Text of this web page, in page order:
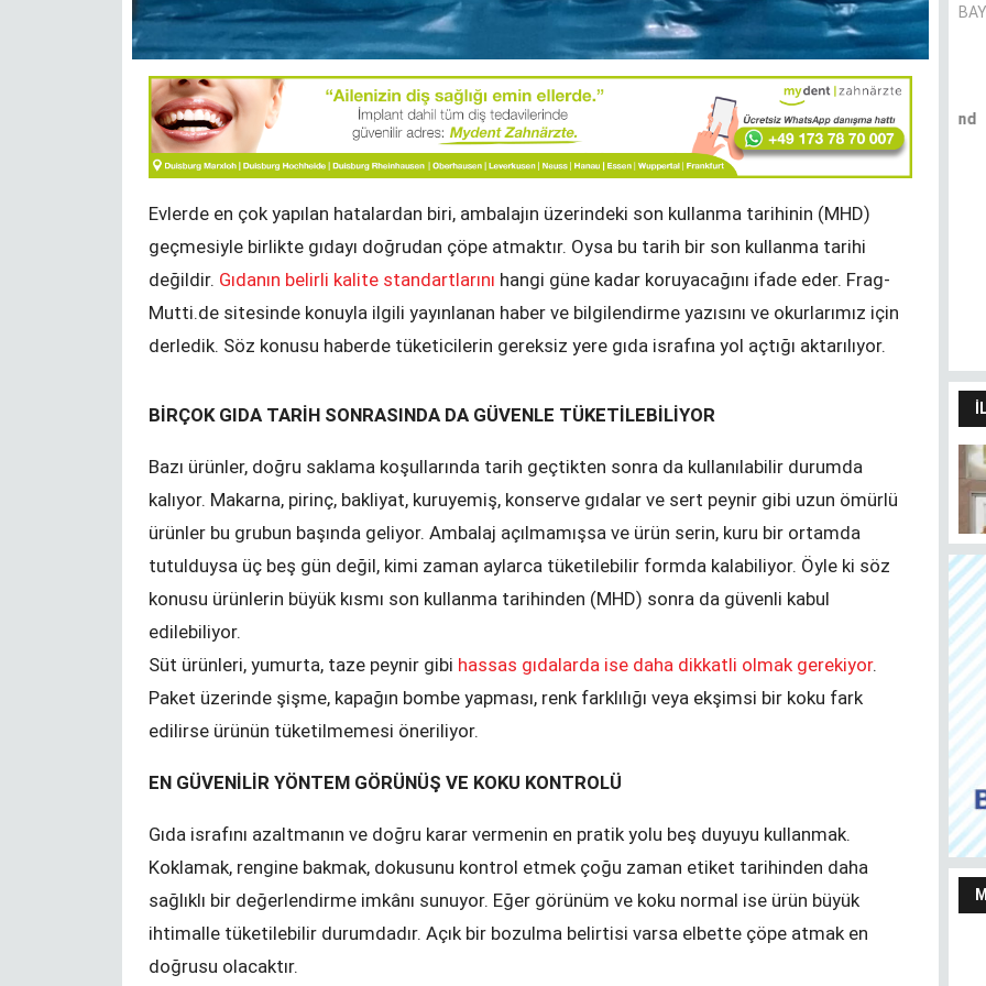
Evlerde en çok yapılan hatalardan biri, ambalajın üzerindeki son kullanma tarihinin (MHD)
geçmesiyle birlikte gıdayı doğrudan çöpe atmaktır. Oysa bu tarih bir son kullanma tarihi
değildir. Gıdanın belirli kalite standartlarını hangi güne kadar koruyacağını ifade eder. Frag-
Mutti.de sitesinde konuyla ilgili yayınlanan haber ve bilgilendirme yazısını ve okurlarımız için
derledik. Söz konusu haberde tüketicilerin gereksiz yere gıda israfına yol açtığı aktarılıyor.
BİRÇOK GIDA TARİH SONRASINDA DA GÜVENLE TÜKETİLEBİLİYOR
Bazı ürünler, doğru saklama koşullarında tarih geçtikten sonra da kullanılabilir durumda
kalıyor. Makarna, pirinç, bakliyat, kuruyemiş, konserve gıdalar ve sert peynir gibi uzun ömürlü
ürünler bu grubun başında geliyor. Ambalaj açılmamışsa ve ürün serin, kuru bir ortamda
tutulduysa üç beş gün değil, kimi zaman aylarca tüketilebilir formda kalabiliyor. Öyle ki söz
konusu ürünlerin büyük kısmı son kullanma tarihinden (MHD) sonra da güvenli kabul
edilebiliyor.
Süt ürünleri, yumurta, taze peynir gibi hassas gıdalarda ise daha dikkatli olmak gerekiyor.
Paket üzerinde şişme, kapağın bombe yapması, renk farklılığı veya ekşimsi bir koku fark
edilirse ürünün tüketilmemesi öneriliyor.
EN GÜVENİLİR YÖNTEM GÖRÜNÜŞ VE KOKU KONTROLÜ
Gıda israfını azaltmanın ve doğru karar vermenin en pratik yolu beş duyuyu kullanmak.
Koklamak, rengine bakmak, dokusunu kontrol etmek çoğu zaman etiket tarihinden daha
sağlıklı bir değerlendirme imkânı sunuyor. Eğer görünüm ve koku normal ise ürün büyük
ihtimalle tüketilebilir durumdadır. Açık bir bozulma belirtisi varsa elbette çöpe atmak en
doğrusu olacaktır.
Bir Durak - NRW Seçimleri
KENAN MORTAN
Pandemie und Migrationshintergrund
- (k)ein Zusammenhang?
CANER AVER
Dilimin sınırları dünyamın
sınırlarıdır
YTB‘den izincilere Sırbistan sınırında
hijyen paketi
Almanya’da taşınmaz satmayı ve almayı
düşünenler bu haberi okusun
Kündigung während der
Yaşarken efsaneleşen